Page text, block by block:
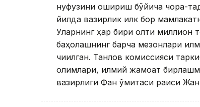
нуфузини ошириш бўйича чора-
йилда вазирлик илк бор
Уларнинг ҳар бири олти миллион
баҳолашнинг барча мезонлари
чиқилган. Танлов комиссияси
олимлари, илмий жамоат
вазирлиги Фан қўмитаси раиси